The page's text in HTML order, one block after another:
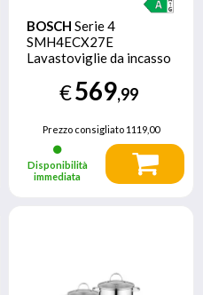
BOSCH Serie 4
SMH4ECX27E
Lavastoviglie da incasso
cm Classe A Cerniere
Sliding
€569,99
Prezzo consigliato 1119,00
Disponibilità
immediata